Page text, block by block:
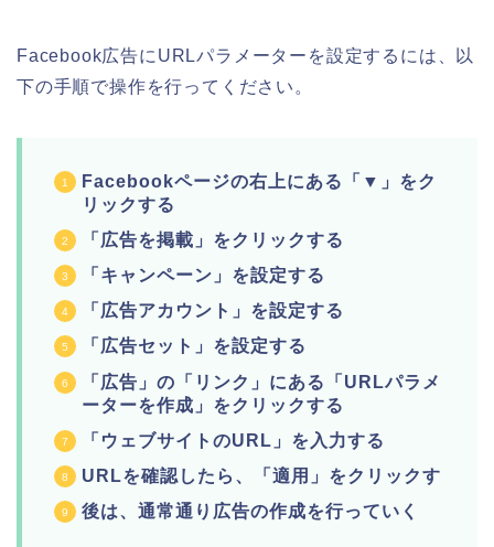
Facebook広告にURLパラメーターを設定するには、以
下の手順で操作を行ってください。
Facebookページの右上にある「▼」をク
リックする
「広告を掲載」をクリックする
「キャンペーン」を設定する
「広告アカウント」を設定する
「広告セット」を設定する
「広告」の「リンク」にある「URLパラメ
ーターを作成」をクリックする
「ウェブサイトのURL」を入力する
URLを確認したら、「適用」をクリックす
後は、通常通り広告の作成を行っていく